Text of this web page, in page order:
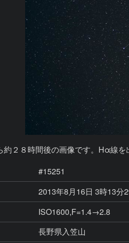
２８時間後の画像です。Hα線を
#15251
2013年8月16日 3時13分
ISO1600,F=1.4→2.8
長野県入笠山